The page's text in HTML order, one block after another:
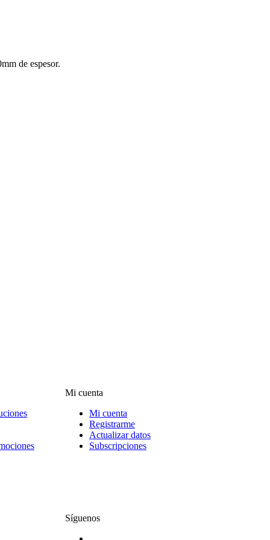
de espesor.
Mi cuenta
Mi cuenta
Registrarme
Actualizar datos
Subscripciones
Síguenos